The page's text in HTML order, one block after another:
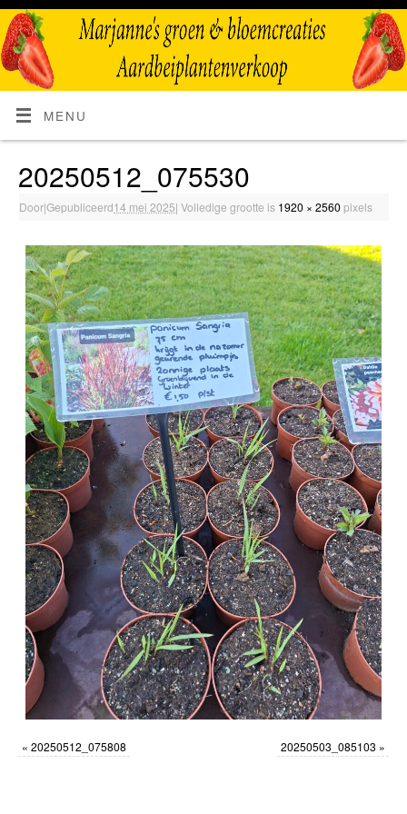
MENU
20250512_075530
Door|Gepubliceerd14 mei 2025| Volledige grootte is 1920 × 2560pixels
«20250512_075808 20250503_085103 »